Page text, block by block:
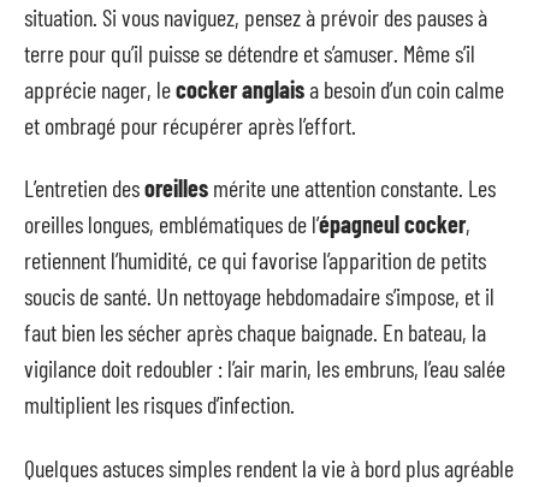
situation. Si vous naviguez, pensez à prévoir des pauses à
terre pour qu’il puisse se détendre et s’amuser. Même s’il
apprécie nager, lecocker anglaisa besoin d’un coin calme
et ombragé pour récupérer après l’effort.
L’entretien desoreilles mérite une attention constante. Les
oreilles longues, emblématiques de l’épagneul cocker,
retiennent l’humidité, ce qui favorise l’apparition de petits
soucis de santé. Un nettoyage hebdomadaire s’impose, et il
faut bien les sécher après chaque baignade. En bateau, la
vigilance doit redoubler : l’air marin, les embruns, l’eau salée
multiplient les risques d’infection.
Quelques astuces simples rendent la vie à bord plus agréable